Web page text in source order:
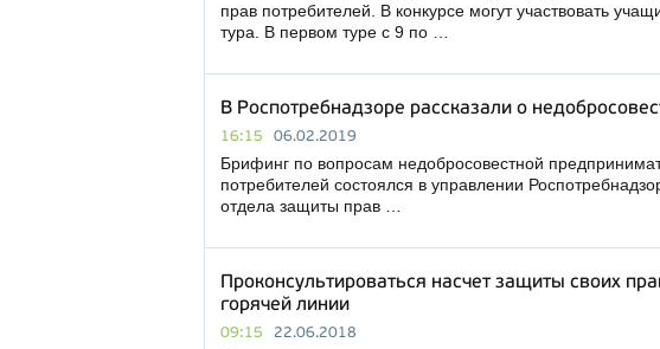
прав потребителей. В конкурсе могут участвовать
тура. В первом туре с 9 по …
В Роспотребнадзоре рассказали о
16:15 06.02.2019
Брифинг по вопросам недобросовестной
потребителей состоялся в управлении
отдела защиты прав …
Проконсультироваться насчет защиты своих
горячей линии
09:15 22.06.2018